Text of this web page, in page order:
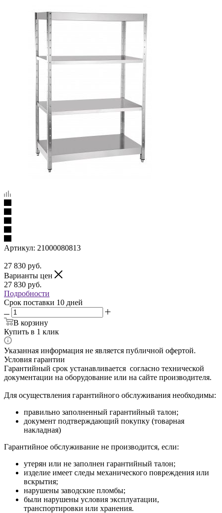
Артикул: 21000080813
27 830 руб.
Варианты цен
27 830 руб.
Подробности
Срок поставки 10 дней
В корзину
Купить в 1 клик
Указанная информация не является публичной офертой.
Условия гарантии
Гарантийный срок устанавливается согласно технической
документации на оборудование или на сайте производителя.
Для осуществления гарантийного обслуживания необходимы:
правильно заполненный гарантийный талон;
документ подтверждающий покупку (товарная
накладная)
Гарантийное обслуживание не производится, если:
утерян или не заполнен гарантийный талон;
изделие имеет следы механического повреждения или
вскрытия;
нарушены заводские пломбы;
были нарушены условия эксплуатации,
транспортировки или хранения.